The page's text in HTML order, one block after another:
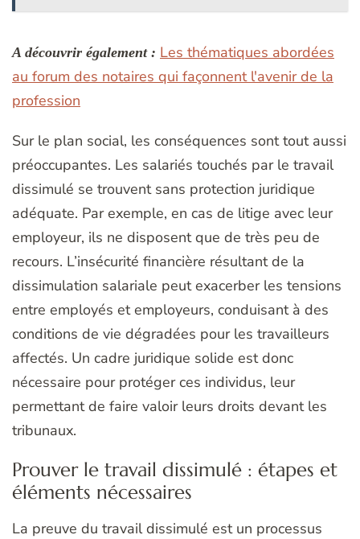
A découvrir également : Les thématiques abordées
au forum des notaires qui façonnent l'avenir de la
profession
Sur le plan social, les conséquences sont tout aussi
préoccupantes. Les salariés touchés par le travail
dissimulé se trouvent sans protection juridique
adéquate. Par exemple, en cas de litige avec leur
employeur, ils ne disposent que de très peu de
recours. L’insécurité financière résultant de la
dissimulation salariale peut exacerber les tensions
entre employés et employeurs, conduisant à des
conditions de vie dégradées pour les travailleurs
affectés. Un cadre juridique solide est donc
nécessaire pour protéger ces individus, leur
permettant de faire valoir leurs droits devant les
tribunaux.
Prouver le travail dissimulé : étapes et
éléments nécessaires
La preuve du travail dissimulé est un processus